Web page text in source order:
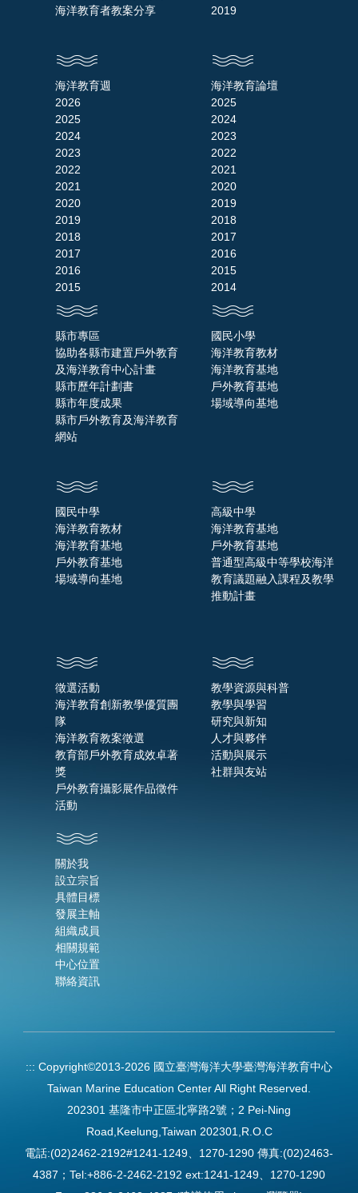
海洋教育者教案分享
2019
海洋教育週
2026
2025
2024
2023
2022
2021
2020
2019
2018
2017
2016
2015
海洋教育論壇
2025
2024
2023
2022
2021
2020
2019
2018
2017
2016
2015
2014
縣市專區
協助各縣市建置戶外教育
及海洋教育中心計畫
縣市歷年計劃書
縣市年度成果
縣市戶外教育及海洋教育
網站
國民小學
海洋教育教材
海洋教育基地
戶外教育基地
場域導向基地
國民中學
海洋教育教材
海洋教育基地
戶外教育基地
場域導向基地
高級中學
海洋教育基地
戶外教育基地
普通型高級中等學校海洋
教育議題融入課程及教學
推動計畫
徵選活動
海洋教育創新教學優質團
隊
海洋教育教案徵選
教育部戶外教育成效卓著
獎
戶外教育攝影展作品徵件
活動
教學資源與科普
教學與學習
研究與新知
人才與夥伴
活動與展示
社群與友站
關於我
設立宗旨
具體目標
發展主軸
組織成員
相關規範
中心位置
聯絡資訊
::: Copyright©2013-2026 國立臺灣海洋大學臺灣海洋教育中心
Taiwan Marine Education Center All Right Reserved.
202301 基隆市中正區北寧路2號；2 Pei-Ning
Road,Keelung,Taiwan 202301,R.O.C
電話:(02)2462-2192#1241-1249、1270-1290 傳真:(02)2463-
4387；Tel:+886-2-2462-2192 ext:1241-1249、1270-1290